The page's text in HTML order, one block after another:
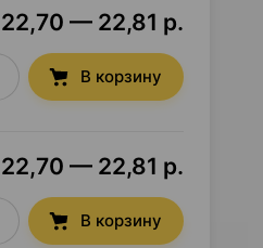
22,70 — 22,81 р.
В корзину
22,70 — 22,81 р.
В корзину